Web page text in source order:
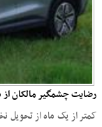
رضایت چشمگیر مالکان از
کمتر از یک ماه از تحویل